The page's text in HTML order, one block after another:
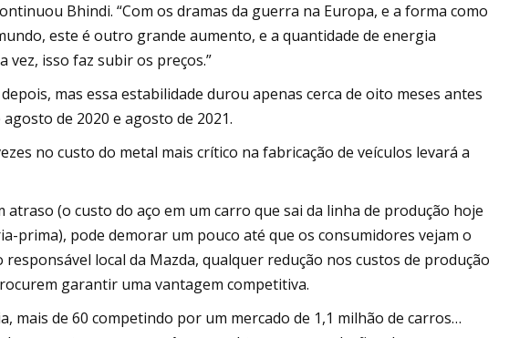
Bhindi. “Com os dramas da guerra na Europa, e a forma como
este é outro grande aumento, e a quantidade de energia
isso faz subir os preços.”
mas essa estabilidade durou apenas cerca de oito meses antes
de 2020 e agosto de 2021.
no custo do metal mais crítico na fabricação de veículos levará a
(o custo do aço em um carro que sai da linha de produção hoje
prima), pode demorar um pouco até que os consumidores vejam o
local da Mazda, qualquer redução nos custos de produção
garantir uma vantagem competitiva.
mais de 60 competindo por um mercado de 1,1 milhão de carros…